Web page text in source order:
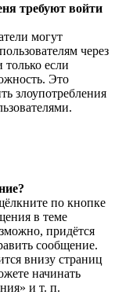
требуют войти
могут
через
если
Это
злоупотребления
по кнопке
в теме
придётся
сообщение.
внизу страниц
начинать
и т. п.